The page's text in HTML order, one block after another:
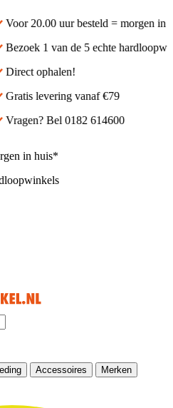
20.00 uur besteld = morgen in
1 van de 5 echte
ophalen!
levering vanaf €79
Bel 0182 614600
in huis*
Accessoires
Merken